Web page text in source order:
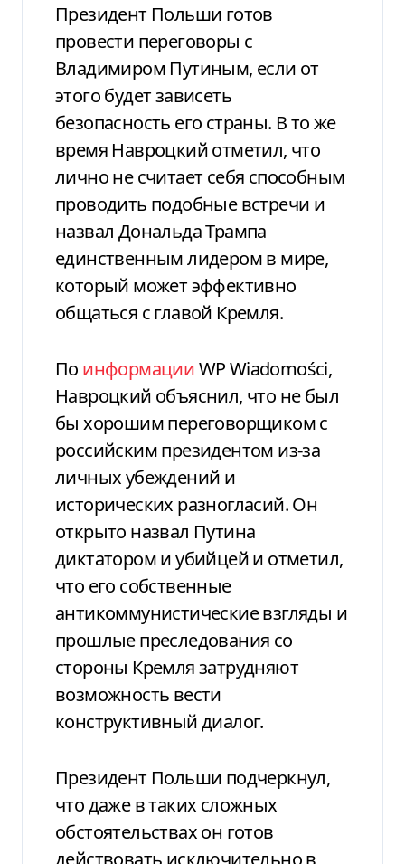
Президент Польши готов
провести переговоры с
Владимиром Путиным, если от
этого будет зависеть
безопасность его страны. В то же
время Навроцкий отметил, что
лично не считает себя способным
проводить подобные встречи и
назвал Дональда Трампа
единственным лидером в мире,
который может эффективно
общаться с главой Кремля.
По информацииWP Wiadomości,
Навроцкий объяснил, что не был
бы хорошим переговорщиком с
российским президентом из-за
личных убеждений и
исторических разногласий. Он
открыто назвал Путина
диктатором и убийцей и отметил,
что его собственные
антикоммунистические взгляды и
прошлые преследования со
стороны Кремля затрудняют
возможность вести
конструктивный диалог.
Президент Польши подчеркнул,
что даже в таких сложных
обстоятельствах он готов
действовать исключительно в